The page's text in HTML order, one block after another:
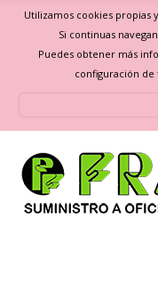
Utilizamos cookies propias
Si continuas
Puedes obtener más
configuración de